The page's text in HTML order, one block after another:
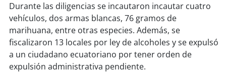
soysancarlos
soytalcahuano
soyconcepción
Durante las diligencias se incautaron incautar cuatro
vehículos, dos armas blancas, 76 gramos de
marihuana, entre otras especies. Además, se
fiscalizaron 13 locales por ley de alcoholes y se expulsó
a un ciudadano ecuatoriano por tener orden de
expulsión administrativa pendiente.